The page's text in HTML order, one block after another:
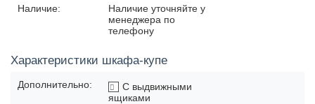
Наличие:
Наличие уточняйте у
менеджера по
телефону
Характеристики шкафа-купе
Дополнительно:
С выдвижными
ящиками